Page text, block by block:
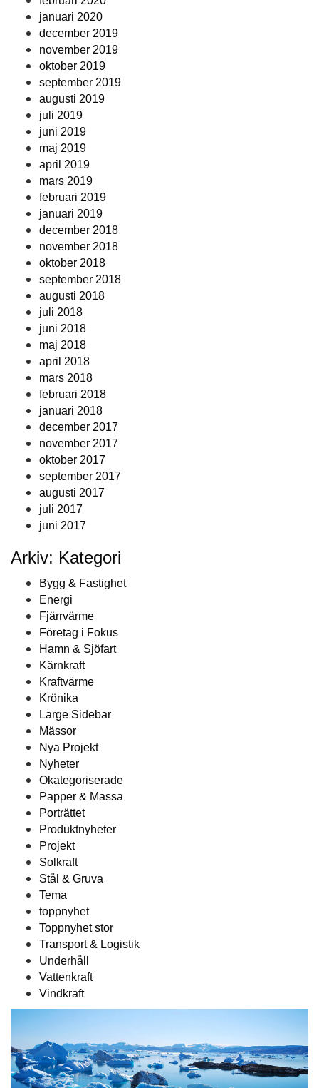
januari 2020
december 2019
november 2019
oktober 2019
september 2019
augusti 2019
juli 2019
juni 2019
maj 2019
april 2019
mars 2019
februari 2019
januari 2019
december 2018
november 2018
oktober 2018
september 2018
augusti 2018
juli 2018
juni 2018
maj 2018
april 2018
mars 2018
februari 2018
januari 2018
december 2017
november 2017
oktober 2017
september 2017
augusti 2017
juli 2017
juni 2017
Arkiv: Kategori
Bygg & Fastighet
Energi
Fjärrvärme
Företag i Fokus
Hamn & Sjöfart
Kärnkraft
Kraftvärme
Krönika
Large Sidebar
Mässor
Nya Projekt
Nyheter
Okategoriserade
Papper & Massa
Porträttet
Produktnyheter
Projekt
Solkraft
Stål & Gruva
Tema
toppnyhet
Toppnyhet stor
Transport & Logistik
Underhåll
Vattenkraft
Vindkraft